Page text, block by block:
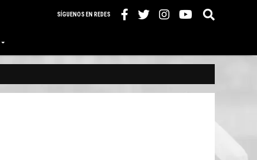
SÍGUENOS EN REDES